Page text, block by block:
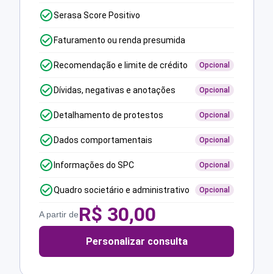
Serasa Score Positivo
Faturamento ou renda presumida
Recomendação e limite de crédito Opcional
Dívidas, negativas e anotações Opcional
Detalhamento de protestos Opcional
Dados comportamentais Opcional
Informações do SPC Opcional
Quadro societário e administrativo Opcional
A partir deR$ 30,00
Personalizar consulta